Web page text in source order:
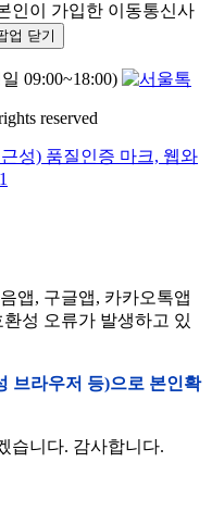
인이 가입한 이동통신사
업 닫기
09:00~18:00)
reserved
앱, 구글앱, 카카오톡앱
성 오류가 발생하고 있
브라우저 등)으로 본인확
습니다. 감사합니다.